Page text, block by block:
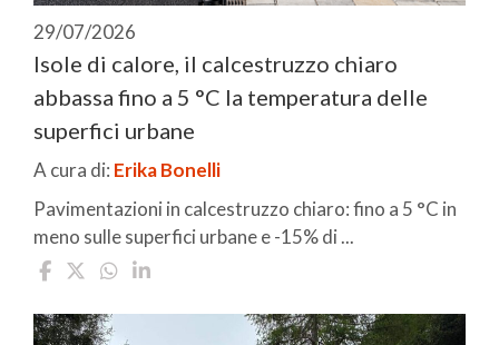
29/07/2026
Isole di calore, il calcestruzzo chiaro
abbassa fino a 5 °C la temperatura delle
superfici urbane
A cura di: Erika Bonelli
Pavimentazioni in calcestruzzo chiaro: fino a 5 °C in
meno sulle superfici urbane e -15% di ...